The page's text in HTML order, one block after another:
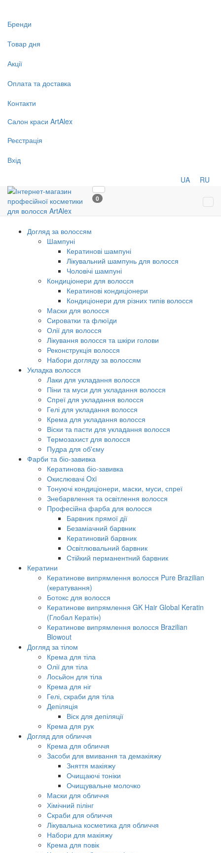
Бренди
Товар дня
Акції
Оплата та доставка
Контакти
Салон краси ArtAlex
Реєстрація
Вхід
UA RU
0
Догляд за волоссям
Шампуні
Кератинові шампуні
Лікувальний шампунь для волосся
Чоловічі шампуні
Кондиціонери для волосся
Кератинові кондиціонери
Кондиціонери для різних типів волосся
Маски для волосся
Сироватки та флюїди
Олії для волосся
Лікування волосся та шкіри голови
Реконструкція волосся
Набори догляду за волоссям
Укладка волосся
Лаки для укладання волосся
Піни та муси для укладання волосся
Спреї для укладання волосся
Гелі для укладання волосся
Крема для укладання волосся
Віски та пасти для укладання волосся
Термозахист для волосся
Пудра для об'єму
Фарби та біо-завивка
Кератинова біо-завивка
Окислювачі Oxi
Тонуючі кондиціонери, маски, муси, спреї
Знебарвлення та освітлення волосся
Професійна фарба для волосся
Барвник прямої дії
Безаміачний барвник
Кератиновий барвник
Освітлювальний барвник
Стійкий перманентний барвник
Кератини
Кератинове випрямлення волосся Pure Brazilian
(кератування)
Ботокс для волосся
Кератинове випрямлення GK Hair Global Keratin
(Глобал Кератін)
Кератинове випрямлення волосся Brazilian
Blowout
Догляд за тілом
Крема для тіла
Олії для тіла
Лосьйон для тіла
Крема для ніг
Гелі, скраби для тіла
Депіляція
Віск для депіляції
Крема для рук
Догляд для обличчя
Крема для обличчя
Засоби для вмивання та демакіяжу
Зняття макіяжу
Очищаючі тоніки
Очищувальне молочко
Маски для обличчя
Хімічний пілінг
Скраби для обличчя
Лікувальна косметика для обличчя
Набори для макіяжу
Крема для повік